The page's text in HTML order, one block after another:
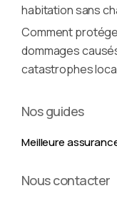
habitation sans
Comment
dommages
catastrophes
Nos guides
Meilleure
Nous contacter